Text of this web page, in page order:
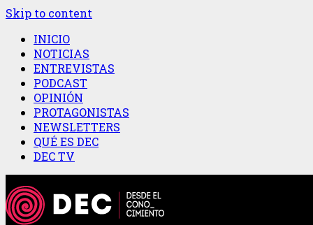
Skip to content
INICIO
NOTICIAS
ENTREVISTAS
PODCAST
OPINIÓN
PROTAGONISTAS
NEWSLETTERS
QUÉ ES DEC
DEC TV